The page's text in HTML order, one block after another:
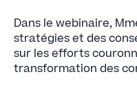
Dans le webinaire,
stratégies et des
sur les efforts
transformation des